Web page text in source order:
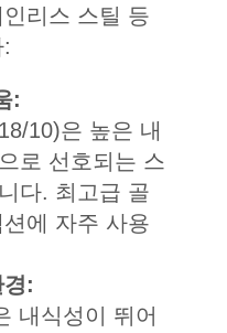
리스 스틸 등
:
10)은 높은 내
로 선호되는 스
다. 최고급 골
에 자주 사용
:
내식성이 뛰어